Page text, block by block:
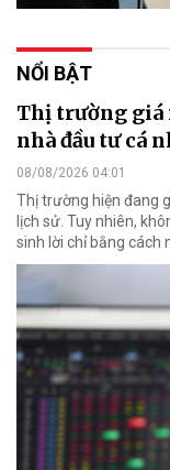
NỔI BẬT
Thị trường giá
nhà đầu tư cá
08/08/2026 04:01
Thị trường hiện đang
lịch sử. Tuy nhiên,
sinh lời chỉ bằng cách